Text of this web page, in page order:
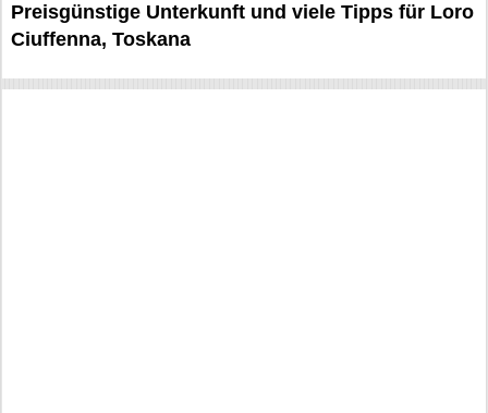
Preisgünstige Unterkunft und viele Tipps für Loro
Ciuffenna, Toskana